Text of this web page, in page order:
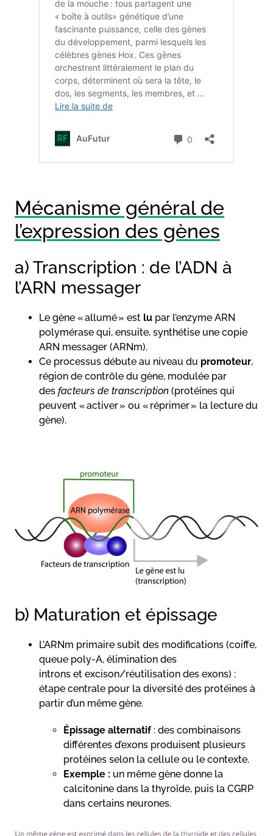
Mécanisme général de
l’expression des gènes
a) Transcription : de l’ADN à
l’ARN messager
Le gène « allumé » est lu par l’enzyme ARN
polymérase qui, ensuite, synthétise une copie
ARN messager (ARNm).
Ce processus débute au niveau du promoteur,
région de contrôle du gène, modulée par
des facteurs de transcription (protéines qui
peuvent « activer » ou « réprimer » la lecture du
gène).
b) Maturation et épissage
L’ARNm primaire subit des modifications (coiffe,
queue poly-A, élimination des
introns et excison/réutilisation des exons) :
étape centrale pour la diversité des protéines à
partir d’un même gène.
Épissage alternatif: des combinaisons
différentes d’exons produisent plusieurs
protéines selon la cellule ou le contexte.
Exemple : un même gène donne la
calcitonine dans la thyroïde, puis la CGRP
dans certains neurones.